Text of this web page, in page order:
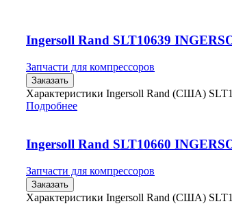
Ingersoll Rand SLT10639
Запчасти для компрессоров
Заказать
Характеристики Ingersoll Rand (США)
Подробнее
Ingersoll Rand SLT10660
Запчасти для компрессоров
Заказать
Характеристики Ingersoll Rand (США)